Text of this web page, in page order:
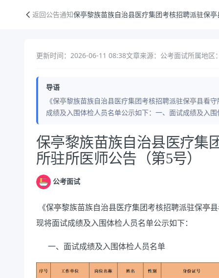
返回公告通知保亭黎族苗族自治县医疗集团考核招聘派驻保
更新时间：2026-06-11 08:38文章来源：公考面试所属地区
导语
《保亭黎族苗族自治县医疗集团考核招聘派驻保亭县看
成绩及入围体检人员名单公示如下：一、面试成绩及入
公告正文
保亭黎族苗族自治县医疗集
所驻所医师公告（第5号）
公考面试
《保亭黎族苗族自治县医疗集团考核招聘派驻保亭
现将面试成绩及入围体检人员名单公示如下：
一、面试成绩及入围体检人员名单